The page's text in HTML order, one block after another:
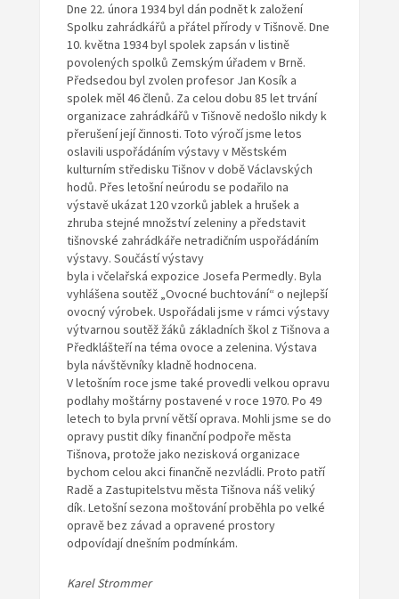
Dne 22. února 1934 byl dán podnět k založení
Spolku zahrádkářů a přátel přírody v Tišnově. Dne
10. května 1934 byl spolek zapsán v listině
povolených spolků Zemským úřadem v Brně.
Předsedou byl zvolen profesor Jan Kosík a
spolek měl 46 členů. Za celou dobu 85 let trvání
organizace zahrádkářů v Tišnově nedošlo nikdy k
přerušení její činnosti. Toto výročí jsme letos
oslavili uspořádáním výstavy v Městském
kulturním středisku Tišnov v době Václavských
hodů. Přes letošní neúrodu se podařilo na
výstavě ukázat 120 vzorků jablek a hrušek a
zhruba stejné množství zeleniny a představit
tišnovské zahrádkáře netradičním uspořádáním
výstavy. Součástí výstavy
byla i včelařská expozice Josefa Permedly. Byla
vyhlášena soutěž „Ovocné buchtování“ o nejlepší
ovocný výrobek. Uspořádali jsme v rámci výstavy
výtvarnou soutěž žáků základních škol z Tišnova a
Předklášteří na téma ovoce a zelenina. Výstava
byla návštěvníky kladně hodnocena.
V letošním roce jsme také provedli velkou opravu
podlahy moštárny postavené v roce 1970. Po 49
letech to byla první větší oprava. Mohli jsme se do
opravy pustit díky finanční podpoře města
Tišnova, protože jako nezisková organizace
bychom celou akci finančně nezvládli. Proto patří
Radě a Zastupitelstvu města Tišnova náš veliký
dík. Letošní sezona moštování proběhla po velké
opravě bez závad a opravené prostory
odpovídají dnešním podmínkám.
Karel Strommer